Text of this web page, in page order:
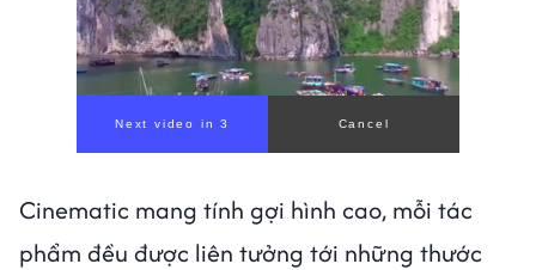
Cinematic mang tính gợi hình cao, mỗi tác
phẩm đều được liên tưởng tới những thước